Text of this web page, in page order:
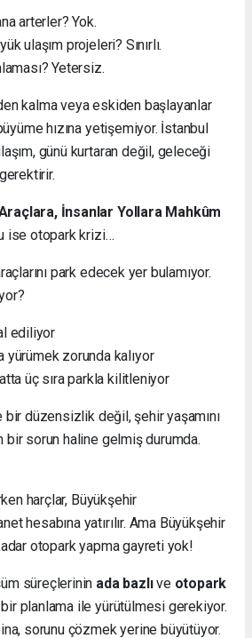
arterler? Yok.
ulaşım projeleri? Sınırlı.
Yetersiz.
kalma veya eskiden başlayanlar
hızına yetişemiyor. İstanbul
günü kurtaran değil, geleceği
İnsanlar Yollara Mahkûm
ise otopark krizi…
park edecek yer bulamıyor.
ediliyor
yürümek zorunda kalıyor
üç sıra parkla kilitleniyor
bir düzensizlik değil, şehir yaşamını
bir sorun haline gelmiş durumda.
harçlar, Büyükşehir
hesabına yatırılır. Ama Büyükşehir
otopark yapma gayreti yok!
süreçlerinin ada bazlıve otopark
planlama ile yürütülmesi gerekiyor.
sorunu çözmek yerine büyütüyor.